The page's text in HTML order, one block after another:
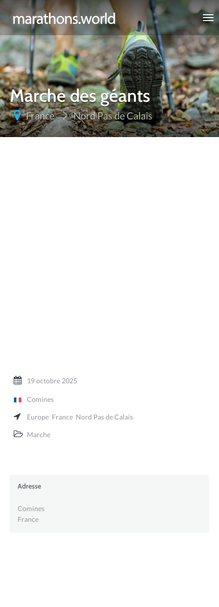
marathons.world
Marche des géants
France Nord Pas de Calais
19 octobre 2025
Comines
Europe France Nord Pas de Calais
Marche
Adresse
Comines
France